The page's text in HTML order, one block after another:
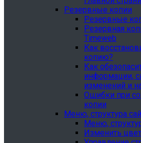
Резервные копии
Резервные
Резервная
Timeweb
Как
копию?
Как
информации,
изменений и
Ошибки при
копии
Меню, структура
Меню,
Изменить